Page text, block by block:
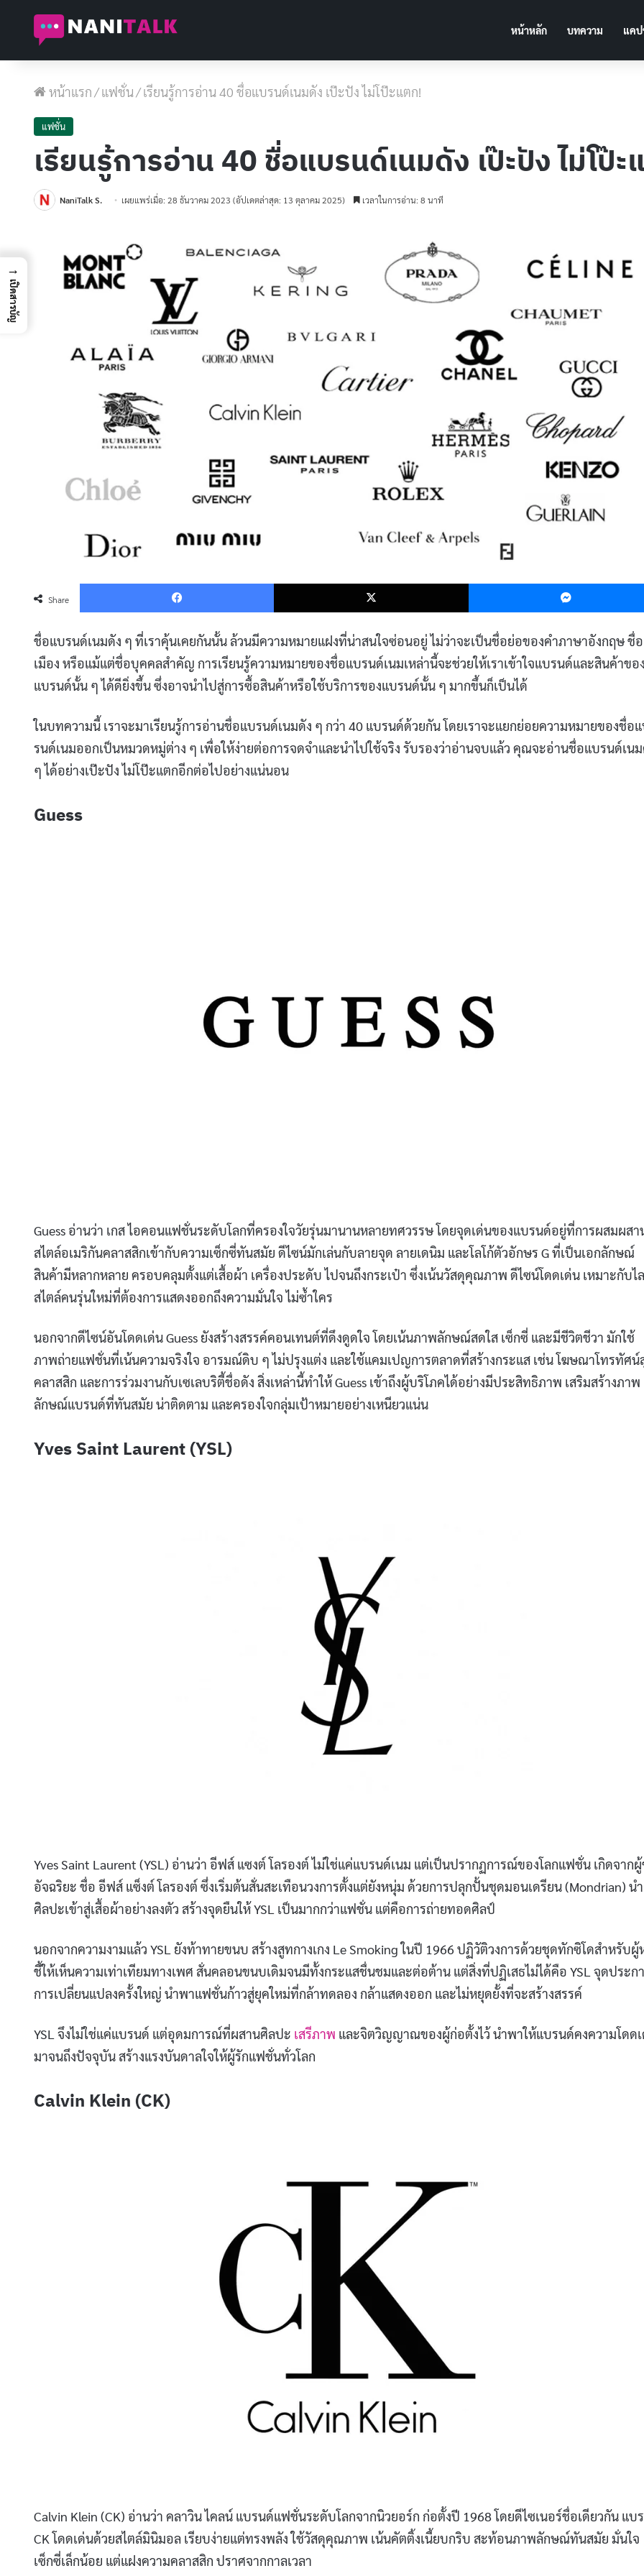
หน้าหลัก บทความ แค
หน้าแรก/แฟชั่น/เรียนรู้การอ่าน 40 ชื่อแบรนด์เนมดัง เป๊ะปัง ไม่โป๊ะแตก!
แฟชั่น
เรียนรู้การอ่าน 40 ชื่อแบรนด์เนมดัง เป๊ะปัง ไม่โป๊
NaniTalk S. เผยแพร่เมื่อ: 28 ธันวาคม 2023 (อัปเดตล่าสุด: 13 ตุลาคม 2025) เวลาในการอ่าน: 8 นาที
Share
Facebook X
ชื่อแบรนด์เนมดัง ๆ ที่เราคุ้นเคยกันนั้น ล้วนมีความหมายแฝงที่น่าสนใจซ่อนอยู่ ไม่ว่าจะเป็นชื่อย่อของคำภาษาอังกฤษ ชื่อ
เมือง หรือแม้แต่ชื่อบุคคลสำคัญ การเรียนรู้ความหมายของชื่อแบรนด์เนมเหล่านี้จะช่วยให้เราเข้าใจแบรนด์และสินค้าขอ
แบรนด์นั้น ๆ ได้ดียิ่งขึ้น ซึ่งอาจนำไปสู่การซื้อสินค้าหรือใช้บริการของแบรนด์นั้น ๆ มากขึ้นก็เป็นได้
ในบทความนี้ เราจะมาเรียนรู้การอ่านชื่อแบรนด์เนมดัง ๆ กว่า 40 แบรนด์ด้วยกัน โดยเราจะแยกย่อยความหมายของชื่อ
รนด์เนมออกเป็นหมวดหมู่ต่าง ๆ เพื่อให้ง่ายต่อการจดจำและนำไปใช้จริง รับรองว่าอ่านจบแล้ว คุณจะอ่านชื่อแบรนด์เน
ๆ ได้อย่างเป๊ะปัง ไม่โป๊ะแตกอีกต่อไปอย่างแน่นอน
Guess
Guess อ่านว่า เกส ไอคอนแฟชั่นระดับโลกที่ครองใจวัยรุ่นมานานหลายทศวรรษ โดยจุดเด่นของแบรนด์อยู่ที่การผสมผสา
สไตล์อเมริกันคลาสสิกเข้ากับความเซ็กซี่ทันสมัย ดีไซน์มักเล่นกับลายจุด ลายเดนิม และโลโก้ตัวอักษร G ที่เป็นเอกลักษณ์
สินค้ามีหลากหลาย ครอบคลุมตั้งแต่เสื้อผ้า เครื่องประดับ ไปจนถึงกระเป๋า ซึ่งเน้นวัสดุคุณภาพ ดีไซน์โดดเด่น เหมาะกับไ
สไตล์คนรุ่นใหม่ที่ต้องการแสดงออกถึงความมั่นใจ ไม่ซ้ำใคร
นอกจากดีไซน์อันโดดเด่น Guess ยังสร้างสรรค์คอนเทนต์ที่ดึงดูดใจ โดยเน้นภาพลักษณ์สดใส เซ็กซี่ และมีชีวิตชีวา มักใช้
ภาพถ่ายแฟชั่นที่เน้นความจริงใจ อารมณ์ดิบ ๆ ไม่ปรุงแต่ง และใช้แคมเปญการตลาดที่สร้างกระแส เช่น โฆษณาโทรทัศน์
คลาสสิก และการร่วมงานกับเซเลบริตี้ชื่อดัง สิ่งเหล่านี้ทำให้ Guess เข้าถึงผู้บริโภคได้อย่างมีประสิทธิภาพ เสริมสร้างภาพ
ลักษณ์แบรนด์ที่ทันสมัย น่าติดตาม และครองใจกลุ่มเป้าหมายอย่างเหนียวแน่น
Yves Saint Laurent (YSL)
Yves Saint Laurent (YSL) อ่านว่า อีฟส์ แซงต์ โลรองต์ ไม่ใช่แค่แบรนด์เนม แต่เป็นปรากฏการณ์ของโลกแฟชั่น เกิดจาก
อัจฉริยะ ชื่อ อีฟส์ แซ็งต์ โลรองต์ ซึ่งเริ่มต้นสั่นสะเทือนวงการตั้งแต่ยังหนุ่ม ด้วยการปลุกปั้นชุดมอนเดรียน (Mondrian) นำ
ศิลปะเข้าสู่เสื้อผ้าอย่างลงตัว สร้างจุดยืนให้ YSL เป็นมากกว่าแฟชั่น แต่คือการถ่ายทอดศิลป์
นอกจากความงามแล้ว YSL ยังท้าทายขนบ สร้างสูทกางเกง Le Smoking ในปี 1966 ปฏิวัติวงการด้วยชุดทักซิโดสำหรับ
ชี้ให้เห็นความเท่าเทียมทางเพศ สั่นคลอนขนบเดิมจนมีทั้งกระแสชื่นชมและต่อต้าน แต่สิ่งที่ปฏิเสธไม่ได้คือ YSL จุดประก
การเปลี่ยนแปลงครั้งใหญ่ นำพาแฟชั่นก้าวสู่ยุคใหม่ที่กล้าทดลอง กล้าแสดงออก และไม่หยุดยั้งที่จะสร้างสรรค์
YSL จึงไม่ใช่แค่แบรนด์ แต่อุดมการณ์ที่ผสานศิลปะ เสรีภาพ และจิตวิญญาณของผู้ก่อตั้งไว้ นำพาให้แบรนด์คงความโดด
มาจนถึงปัจจุบัน สร้างแรงบันดาลใจให้ผู้รักแฟชั่นทั่วโลก
Calvin Klein (CK)
Calvin Klein (CK) อ่านว่า คลาวิน ไคลน์ แบรนด์แฟชั่นระดับโลกจากนิวยอร์ก ก่อตั้งปี 1968 โดยดีไซเนอร์ชื่อเดียวกัน แบ
CK โดดเด่นด้วยสไตล์มินิมอล เรียบง่ายแต่ทรงพลัง ใช้วัสดุคุณภาพ เน้นคัตติ้งเนี้ยบกริบ สะท้อนภาพลักษณ์ทันสมัย มั่นใจ
เซ็กซี่เล็กน้อย แต่แฝงความคลาสสิก ปราศจากกาลเวลา
→
เปิดสารบัญ